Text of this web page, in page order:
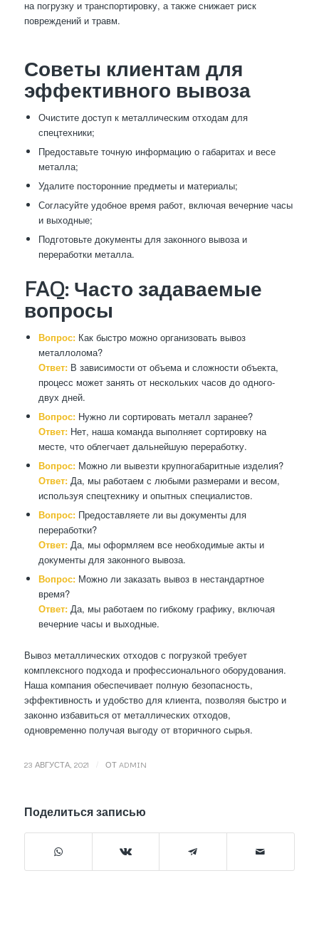
на погрузку и транспортировку, а также снижает риск
повреждений и травм.
Советы клиентам для
эффективного вывоза
Очистите доступ к металлическим отходам для
спецтехники;
Предоставьте точную информацию о габаритах и весе
металла;
Удалите посторонние предметы и материалы;
Согласуйте удобное время работ, включая вечерние часы
и выходные;
Подготовьте документы для законного вывоза и
переработки металла.
FAQ: Часто задаваемые
вопросы
Вопрос:Как быстро можно организовать вывоз
металлолома?
Ответ:В зависимости от объема и сложности объекта,
процесс может занять от нескольких часов до одного-
двух дней.
Вопрос:Нужно ли сортировать металл заранее?
Ответ:Нет, наша команда выполняет сортировку на
месте, что облегчает дальнейшую переработку.
Вопрос:Можно ли вывезти крупногабаритные изделия?
Ответ:Да, мы работаем с любыми размерами и весом,
используя спецтехнику и опытных специалистов.
Вопрос:Предоставляете ли вы документы для
переработки?
Ответ:Да, мы оформляем все необходимые акты и
документы для законного вывоза.
Вопрос:Можно ли заказать вывоз в нестандартное
время?
Ответ:Да, мы работаем по гибкому графику, включая
вечерние часы и выходные.
Вывоз металлических отходов с погрузкой требует
комплексного подхода и профессионального оборудования.
Наша компания обеспечивает полную безопасность,
эффективность и удобство для клиента, позволяя быстро и
законно избавиться от металлических отходов,
одновременно получая выгоду от вторичного сырья.
23 АВГУСТА, 2021 ОТ ADMIN
Поделиться записью